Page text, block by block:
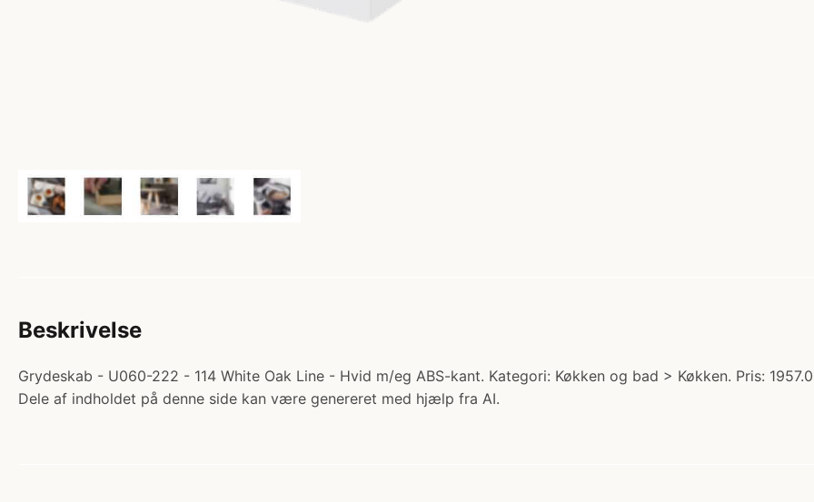
Beskrivelse
Grydeskab - U060-222 - 114 White Oak Line - Hvid m/eg ABS-kant. Kategori: Køkken og bad > Køkken. Pris:
Dele af indholdet på denne side kan være genereret med hjælp fra AI.